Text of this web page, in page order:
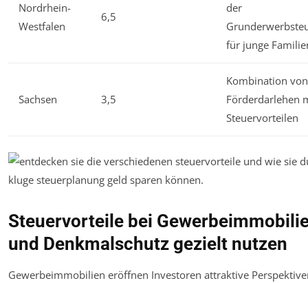
Nordrhein-
Westfalen
6,5
der
für junge
Sachsen 3,5
Kombination von
Förderdarlehen
Steuervorteilen
Steuervorteile bei
und Denkmalschutz gezielt nutzen
Gewerbeimmobilien eröffnen Investoren attraktive